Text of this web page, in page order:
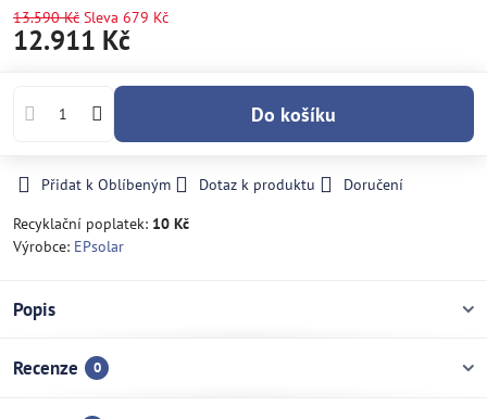
13.590 Kč Sleva 679 Kč
12.911 Kč
Do košíku
Přidat k Oblíbeným Dotaz k produktu
Doručení
Recyklační poplatek: 10 Kč
Výrobce: EPsolar
Popis
Recenze 0